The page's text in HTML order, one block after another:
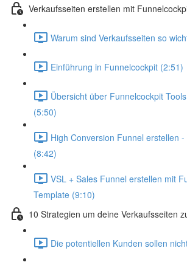
Verkaufsseiten erstellen mit
Warum sind Verkaufsseiten so
Einführung in Funnelcockpit (2:51)
Übersicht über Funnelcockpit
(5:50)
High Conversion Funnel erstellen
(8:42)
VSL + Sales Funnel erstellen mit
Template (9:10)
10 Strategien um deine Verkaufsseiten
Die potentiellen Kunden sollen